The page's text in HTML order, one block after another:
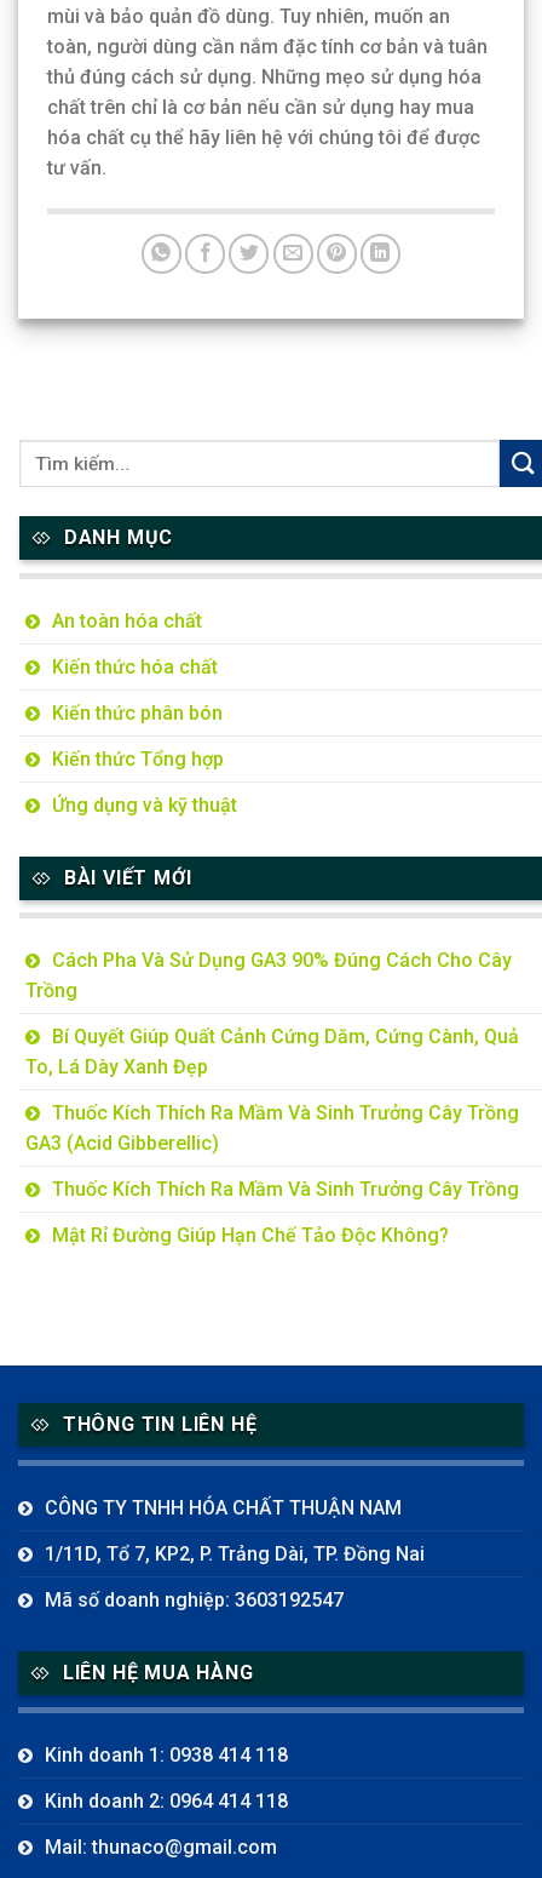
mùi và bảo quản đồ dùng. Tuy nhiên, muốn an
toàn, người dùng cần nắm đặc tính cơ bản và tuân
thủ đúng cách sử dụng. Những mẹo sử dụng hóa
chất trên chỉ là cơ bản nếu cần sử dụng hay mua
hóa chất cụ thể hãy liên hệ với chúng tôi để được
tư vấn.
DANH MỤC
An toàn hóa chất
Kiến thức hóa chất
Kiến thức phân bón
Kiến thức Tổng hợp
Ứng dụng và kỹ thuật
BÀI VIẾT MỚI
Cách Pha Và Sử Dụng GA3 90% Đúng Cách Cho Cây
Trồng
Bí Quyết Giúp Quất Cảnh Cứng Dăm, Cứng Cành, Quả
To, Lá Dày Xanh Đẹp
Thuốc Kích Thích Ra Mầm Và Sinh Trưởng Cây Trồng
GA3 (Acid Gibberellic)
Thuốc Kích Thích Ra Mầm Và Sinh Trưởng Cây Trồng
Mật Rỉ Đường Giúp Hạn Chế Tảo Độc Không?
THÔNG TIN LIÊN HỆ
CÔNG TY TNHH HÓA CHẤT THUẬN NAM
1/11D, Tổ 7, KP2, P. Trảng Dài, TP. Đồng Nai
Mã số doanh nghiệp: 3603192547
LIÊN HỆ MUA HÀNG
Kinh doanh 1: 0938 414 118
Kinh doanh 2: 0964 414 118
Mail: thunaco@gmail.com